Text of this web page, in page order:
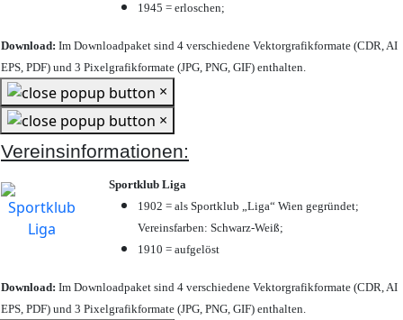
1945 = erloschen;
Download: Im Downloadpaket sind 4 verschiedene Vektorgrafikformate (CDR, AI
EPS, PDF) und 3 Pixelgrafikformate (JPG, PNG, GIF) enthalten.
×
×
Vereinsinformationen:
Sportklub Liga
1902 = als Sportklub „Liga“ Wien gegründet;
Vereinsfarben: Schwarz-Weiß;
1910 = aufgelöst
Download: Im Downloadpaket sind 4 verschiedene Vektorgrafikformate (CDR, AI
EPS, PDF) und 3 Pixelgrafikformate (JPG, PNG, GIF) enthalten.